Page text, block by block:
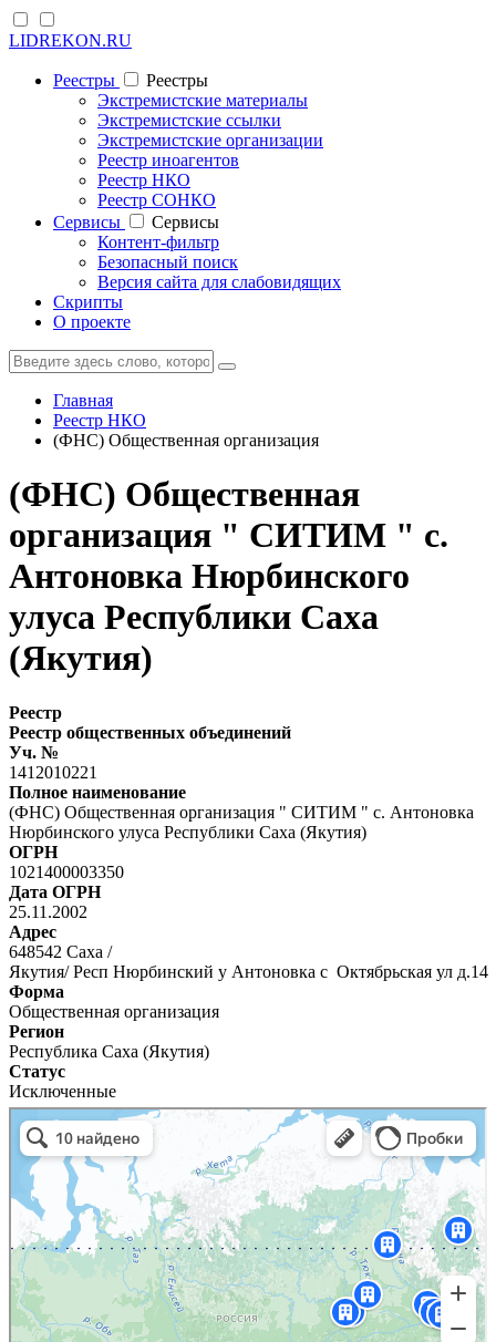
LIDREKON.RU
Реестры
Реестры
Экстремистские материалы
Экстремистские ссылки
Экстремистские организации
Реестр иноагентов
Реестр НКО
Реестр СОНКО
Cервисы
Cервисы
Контент-фильтр
Безопасный поиск
Версия сайта для слабовидящих
Скрипты
О проекте
Главная
Реестр НКО
(ФНС) Общественная организация
(ФНС) Общественная
организация " СИТИМ " с.
Антоновка Нюрбинского
улуса Республики Саха
(Якутия)
Реестр
Реестр общественных объединений
Уч. №
1412010221
Полное наименование
(ФНС) Общественная организация " СИТИМ " с. Антоновка
Нюрбинского улуса Республики Саха (Якутия)
ОГРН
1021400003350
Дата ОГРН
25.11.2002
Адрес
648542 Саха /
Якутия/ Респ Нюрбинский у Антоновка с Октябрьская ул д.14
Форма
Общественная организация
Регион
Республика Саха (Якутия)
Статус
Исключенные